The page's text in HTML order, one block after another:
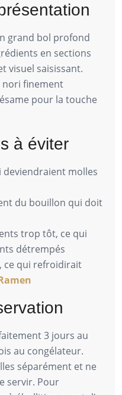
grand bol profond
en sections
visuel saisissant.
nori finement
pour la touche
à éviter
deviendraient molles
du bouillon qui doit
trop tôt, ce qui
détrempés
ce qui refroidirait
3 jours au
au congélateur.
séparément et ne
servir. Pour